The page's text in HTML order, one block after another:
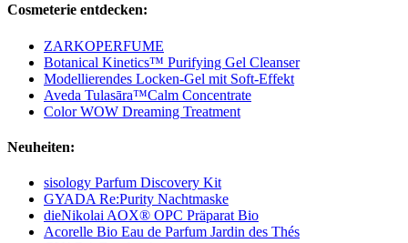
Cosmeterie entdecken:
ZARKOPERFUME
Botanical Kinetics™ Purifying Gel Cleanser
Modellierendes Locken-Gel mit Soft-Effekt
Aveda Tulasāra™Calm Concentrate
Color WOW Dreaming Treatment
Neuheiten:
sisology Parfum Discovery Kit
GYADA Re:Purity Nachtmaske
dieNikolai AOX® OPC Präparat Bio
Acorelle Bio Eau de Parfum Jardin des Thés